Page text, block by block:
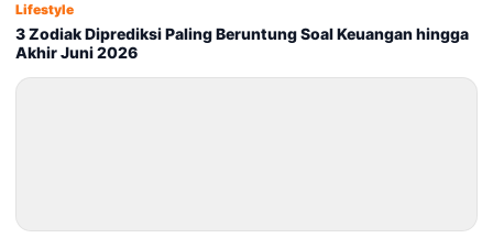
Lifestyle
3 Zodiak Diprediksi Paling Beruntung Soal Keuangan hingga
Akhir Juni 2026